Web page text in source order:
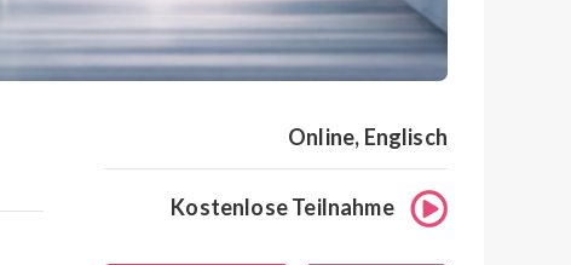
Online, Englisch
Kostenlose Teilnahme